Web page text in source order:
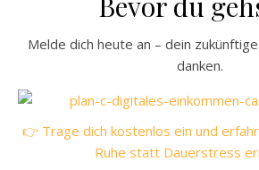
Melde dich heute an – dein
danken.
👉 Trage dich kostenlos ein und
Ruhe statt Dauerstress